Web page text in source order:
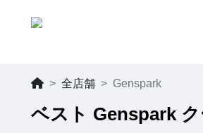
全店舗 Genspark
ベスト Genspark